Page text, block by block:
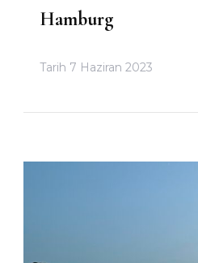
Hamburg
Tarih 7 Haziran 2023